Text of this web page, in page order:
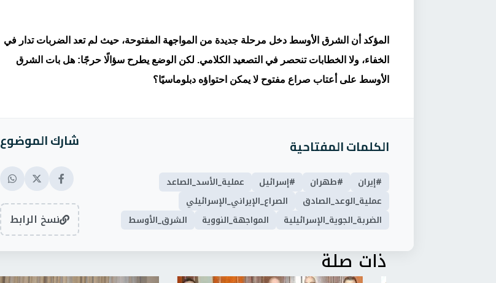
المؤكد أن الشرق الأوسط دخل مرحلة جديدة من المواجهة المفتوحة، حيث لم تعد الضربات تدار في
الخفاء، ولا الخطابات تنحصر في التصعيد الكلامي. لكن الوضع يطرح سؤالًا حرجًا: هل بات الشرق
الأوسط على أعتاب صراع مفتوح لا يمكن احتواؤه دبلوماسيًا؟
الكلمات المفتاحية
#إيران #طهران #إسرائيل
عملية_الأسد_الصاعد
عملية_الوعد_الصادق
الصراع_الإيراني_الإسرائيلي
الضربة_الجوية_الإسرائيلية
المواجهة_النووية الشرق_الأوسط
شارك الموضوع
نسخ الرابط
ذات صلة